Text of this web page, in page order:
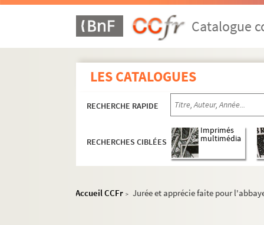
Catalogue
LES CATALOGUES
RECHERCHE RAPIDE
RECHERCHES CIBLÉES
Imprimés
multimédia
Accueil CCFr > Jurée et apprécie faite pour